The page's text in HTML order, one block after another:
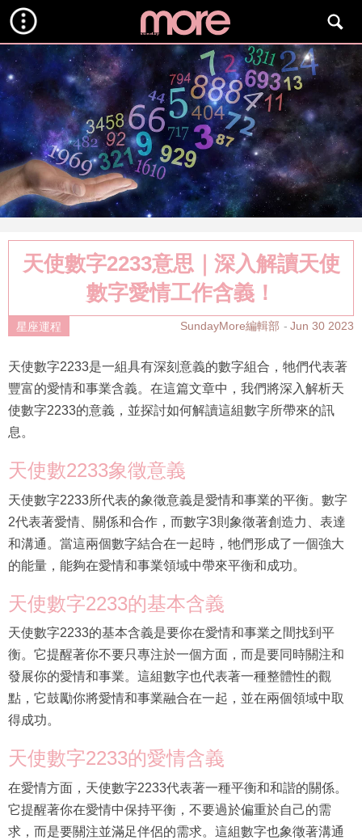
天使數字2233意思｜深入解讀天使
數字愛情工作含義！
星座運程 SundayMore編輯部 Jun 30 2023
天使數字2233是一組具有深刻意義的數字組合，牠們代表著
豐富的愛情和事業含義。在這篇文章中，我們將深入解析天
使數字2233的意義，並探討如何解讀這組數字所帶來的訊
息。
天使數2233象徵意義
天使數字2233所代表的象徵意義是愛情和事業的平衡。數字
2代表著愛情、關係和合作，而數字3則象徵著創造力、表達
和溝通。當這兩個數字結合在一起時，牠們形成了一個強大
的能量，能夠在愛情和事業領域中帶來平衡和成功。
天使數字2233的基本含義
天使數字2233的基本含義是要你在愛情和事業之間找到平
衡。它提醒著你不要只專注於一個方面，而是要同時關注和
發展你的愛情和事業。這組數字也代表著一種整體性的觀
點，它鼓勵你將愛情和事業融合在一起，並在兩個領域中取
得成功。
天使數字2233的愛情含義
在愛情方面，天使數字2233代表著一種平衡和和諧的關係。
它提醒著你在愛情中保持平衡，不要過於偏重於自己的需
求，而是要關注並滿足伴侶的需求。這組數字也象徵著溝通